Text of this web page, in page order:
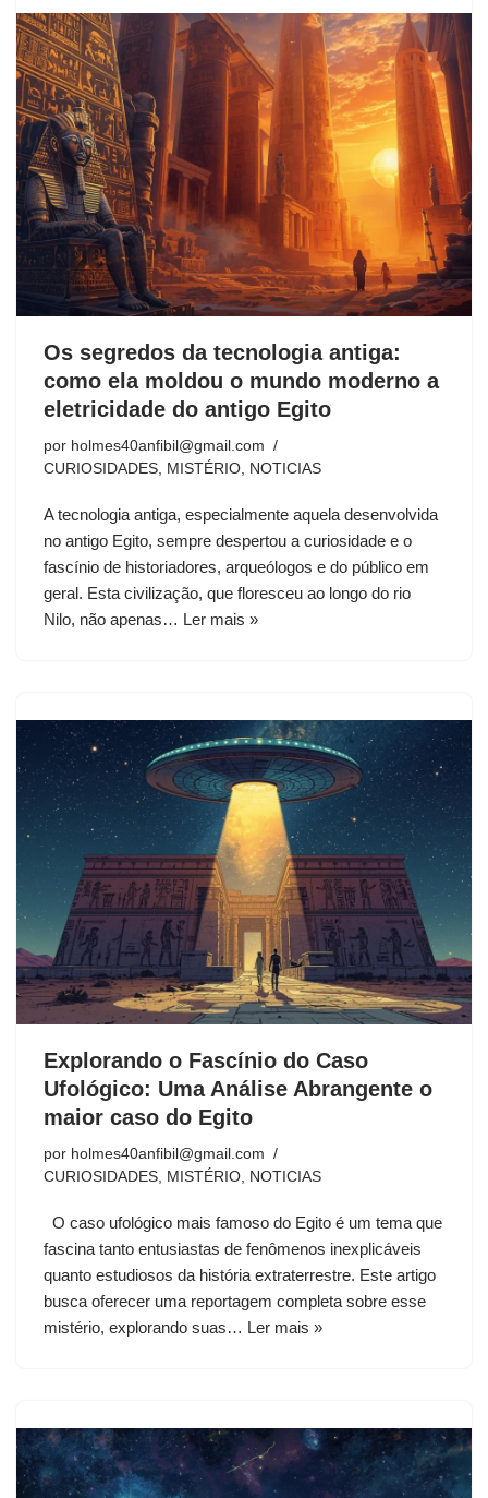
Os segredos da tecnologia antiga:
como ela moldou o mundo moderno a
eletricidade do antigo Egito
por holmes40anfibil@gmail.com
CURIOSIDADES, MISTÉRIO, NOTICIAS
A tecnologia antiga, especialmente aquela desenvolvida
no antigo Egito, sempre despertou a curiosidade e o
fascínio de historiadores, arqueólogos e do público em
geral. Esta civilização, que floresceu ao longo do rio
Nilo, não apenas… Ler mais »
Explorando o Fascínio do Caso
Ufológico: Uma Análise Abrangente o
maior caso do Egito
por holmes40anfibil@gmail.com
CURIOSIDADES
MISTÉRIO NOTICIAS
O caso ufológico mais famoso do Egito é um tema que
fascina tanto entusiastas de fenômenos inexplicáveis
quanto estudiosos da história extraterrestre. Este artigo
busca oferecer uma reportagem completa sobre esse
mistério, explorando suas… Ler mais »